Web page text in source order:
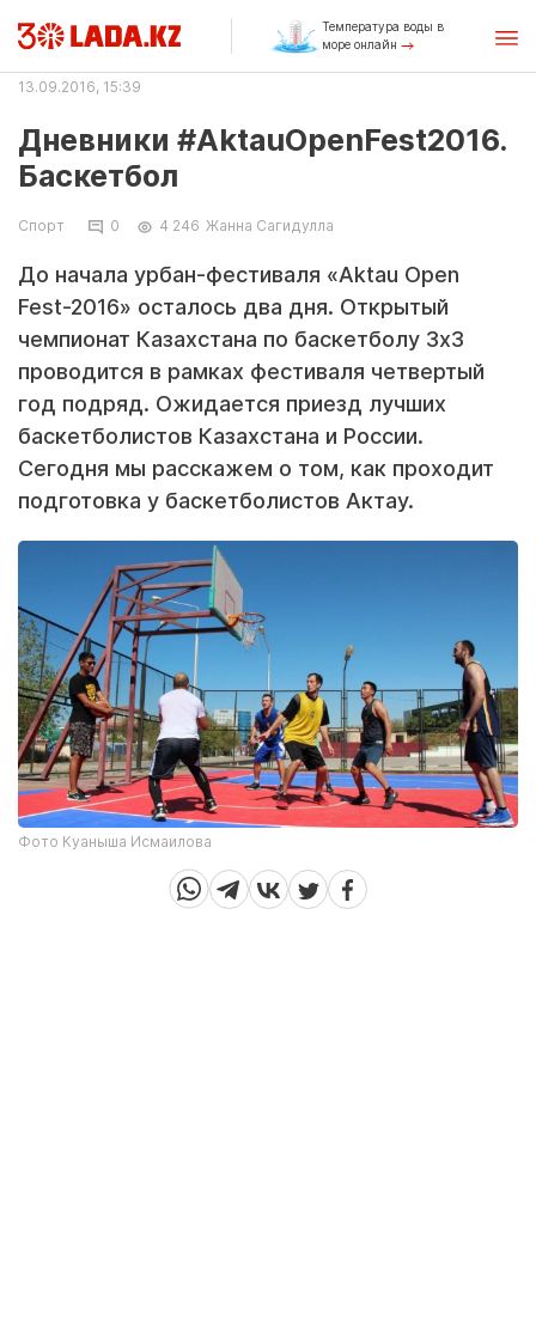
Температура воды в
море онлайн
13.09.2016, 15:39
Дневники #AktauOpenFest2016.
Баскетбол
Спорт 0 4 246 Жанна Сагидулла
До начала урбан-фестиваля «Aktau Open
Fest-2016» осталось два дня. Открытый
чемпионат Казахстана по баскетболу 3x3
проводится в рамках фестиваля четвертый
год подряд. Ожидается приезд лучших
баскетболистов Казахстана и России.
Сегодня мы расскажем о том, как проходит
подготовка у баскетболистов Актау.
Фото Куаныша Исмаилова